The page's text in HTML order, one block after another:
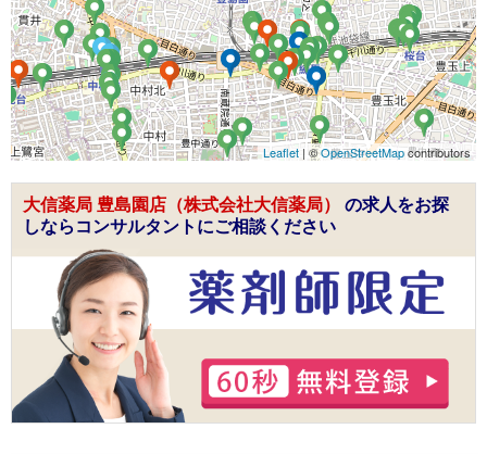
Leaflet | ©OpenStreetMapcontributors
大信薬局 豊島園店（株式会社大信薬局） の求人をお探
しならコンサルタントにご相談ください